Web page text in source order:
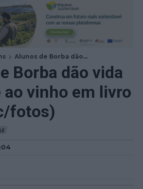
Alunos de Borba dão...
Borba dão vida
ao vinho em livro
fotos)